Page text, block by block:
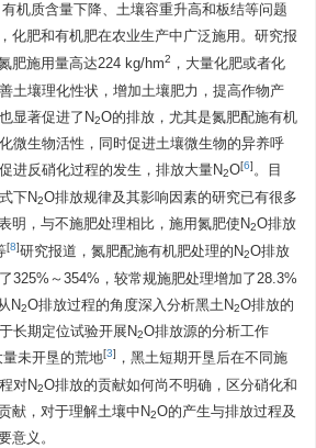
机质含量下降、土壤容重升高和板结等问题
化肥和有机肥在农业生产中广泛施用。研究报
肥施用量高达224 kg/hm2 ，大量化肥或者化
土壤理化性状，增加土壤肥力，提高作物产
显著促进了N2O的排放，尤其是氮肥配施有机
微生物活性，同时促进土壤微生物的异养呼
进反硝化过程的发生，排放大量N2O[6]。目
下N2O排放规律及其影响因素的研究已有很多
明，与不施肥处理相比，施用氮肥使N2O排放
[8]研究报道，氮肥配施有机肥处理的N2O排放
325%～354%，较常规施肥处理增加了28.3%
N2O排放过程的角度深入分析黑土N2O排放的
长期定位试验开展N2O排放源的分析工作
未开垦的荒地[3] ，黑土短期开垦后在不同施
对N2O排放的贡献如何尚不明确，区分硝化和
献，对于理解土壤中N2O的产生与排放过程及
意义。